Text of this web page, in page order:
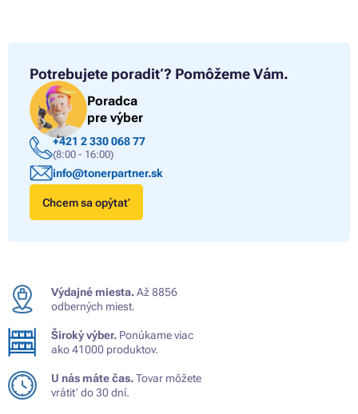
Potrebujete poradiť? Pomôžeme Vám.
Poradca
pre výber
+421 2 330 068 77
(8:00 - 16:00)
info@tonerpartner.sk
Chcem sa opýtať
Výdajné miesta.Až 8856
odberných miest.
Široký výber. Ponúkame viac
ako 41000 produktov.
U nás máte čas.Tovar môžete
vrátiť do 30 dní.